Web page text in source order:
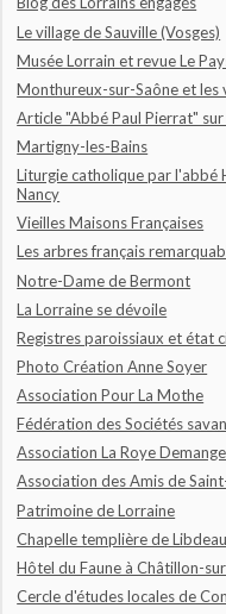
Le village de Sauville (Vosges)
Musée Lorrain et revue Le
Monthureux-sur-Saône et les
Article "Abbé Paul Pierrat"
Martigny-les-Bains
Liturgie catholique par l'abbé
Nancy
Vieilles Maisons Françaises
Les arbres français
Notre-Dame de Bermont
La Lorraine se dévoile
Registres paroissiaux et état
Photo Création Anne Soyer
Association Pour La Mothe
Fédération des Sociétés
Association La Roye
Association des Amis de
Patrimoine de Lorraine
Chapelle templière de Libdeau
Hôtel du Faune à Châtillon-
Cercle d'études locales de